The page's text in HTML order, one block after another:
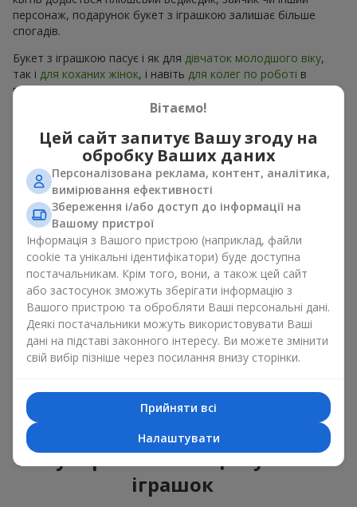
персонаж, подарунок букет з іграшкою залишає більше
спогадів.
Букет з іграшкою пасує і як для дівчаток молодшого віку,
так і для коханих жінок, і навіть для колег по роботі в
певних випадках. Такий подарунок букет з іграшкою
підкреслює щиру турботу, затишок та бажання зробити
пропозиції на будь-який смак та бюджет, щоб зробити
подарунок в м. Тячев незабутнім.
Як м’яка іграшка підкреслює
емоції разом із квітами
Букет з іграшкою — універсальне і завжди влучне рішення.
Таке поєднання подвоює емоції та дає можливість
оновлювати їх в пам’яті, кожен раз, коли плюшевий
приятель потрапляє у поле зору Разом букет з іграшкою
працюють ідеально. Квіти та іграшка створюють баланс між
красою і ніжністю, а ще залишають приємний подарунок на
довгі роки.
відмінний спосіб лишити спогад про того, хто подарував
цей букет з іграшкою.
Популярні комбінації букетів і
іграшок
Вітаємо!
Цей сайт запитує Вашу згоду на
обробку Ваших даних
Персоналізована реклама, контент, аналітика,
вимірювання ефективності
Збереження і/або доступ до інформації на
Вашому пристрої
Інформація з Вашого пристрою (наприклад, файли
cookie та унікальні ідентифікатори) буде доступна
постачальникам. Крім того, вони, а також цей сайт
або застосунок зможуть зберігати інформацію з
Вашого пристрою та обробляти Ваші персональні дані.
Деякі постачальники можуть використовувати Ваші
дані на підставі законного інтересу. Ви можете змінити
свій вибір пізніше через посилання внизу сторінки.
Прийняти всі
Налаштувати